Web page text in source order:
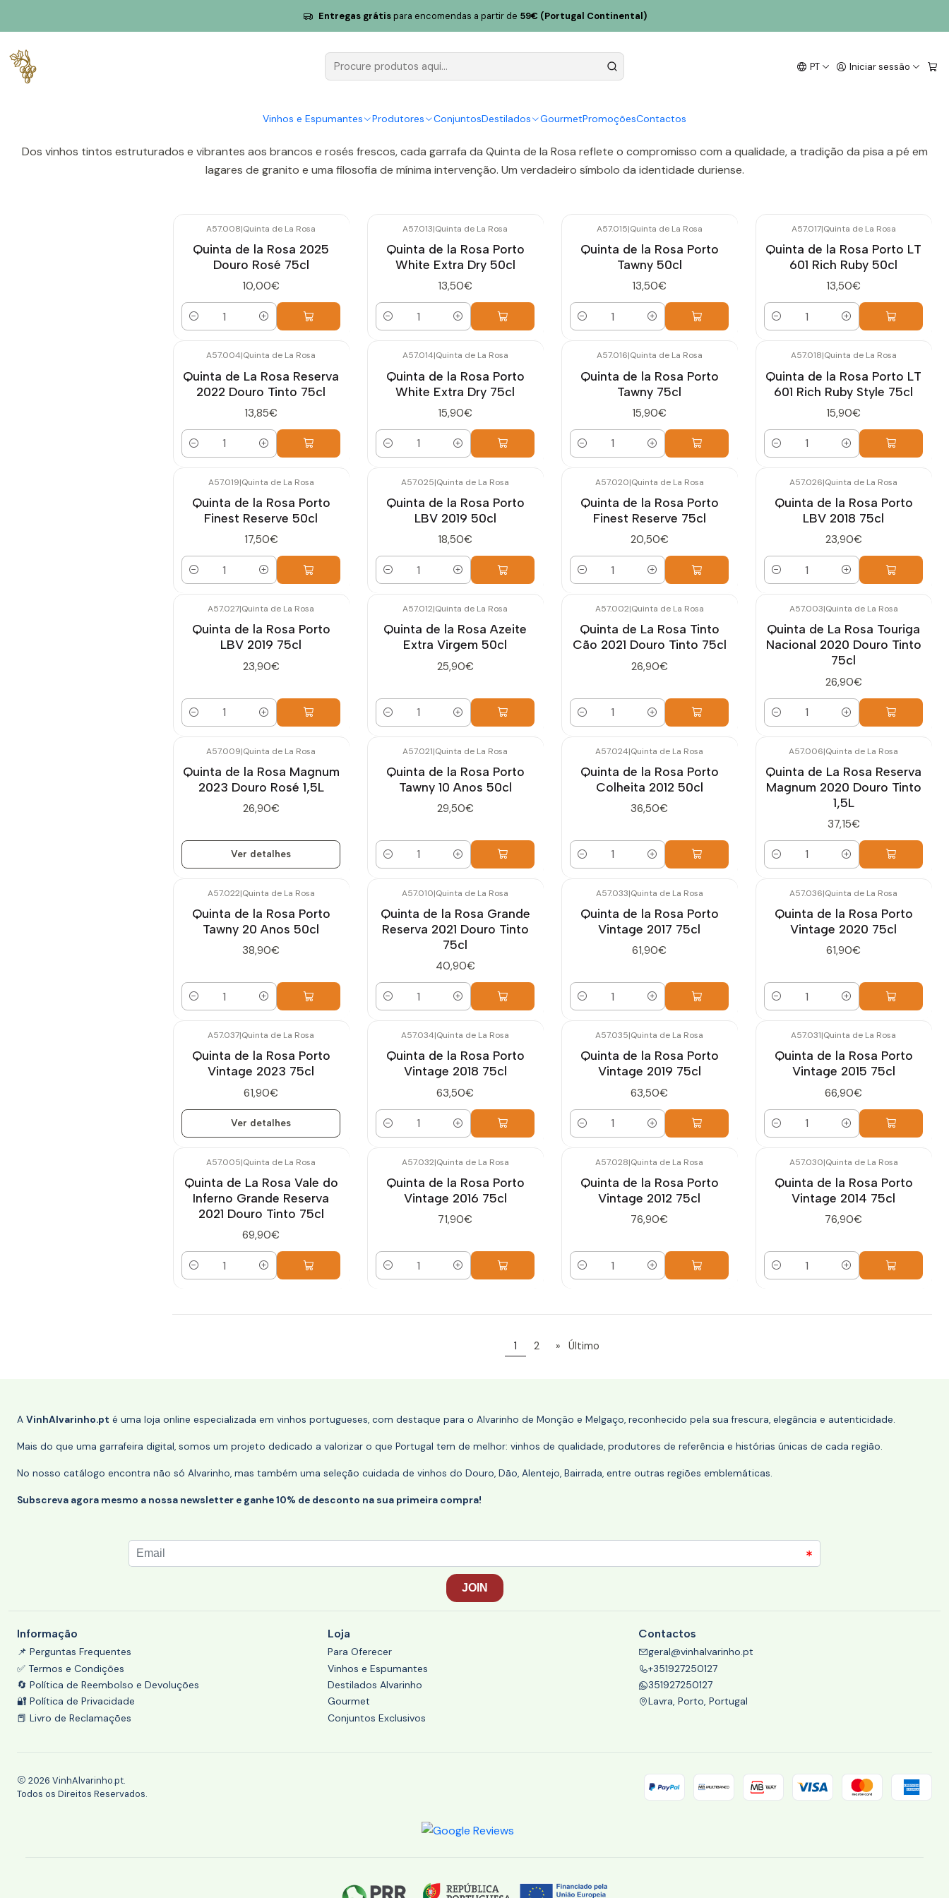
PT Iniciar sessão
Vinhos e Espumantes Produtores ConjuntosDestilados GourmetPromoçõesContactos
Entregas grátispara encomendas a partir de 59€ (Portugal Continental)
Quinta de La Rosa
quinta é reconhecida pela produção de vinhos autênticos, elegantes e com grande frescura, respeitando o terroir único da região.
Dos vinhos tintos estruturados e vibrantes aos brancos e rosés frescos, cada garrafa da Quinta de la Rosa reflete o compromisso com a qualidade, a tradição da pisa a pé em
lagares de granito e uma filosofia de mínima intervenção. Um verdadeiro símbolo da identidade duriense.
A57.008|Quinta de La Rosa
Quinta de la Rosa 2025
Douro Rosé 75cl
10,00€
Quantidade
A57.013|Quinta de La Rosa
Quinta de la Rosa Porto
White Extra Dry 50cl
13,50€
Quantidade
A57.015|Quinta de La Rosa
Quinta de la Rosa Porto
Tawny 50cl
13,50€
Quantidade
A57.017|Quinta de La Rosa
Quinta de la Rosa Porto LT
601 Rich Ruby 50cl
13,50€
Quantidade
A57.004|Quinta de La Rosa
Quinta de La Rosa Reserva
2022 Douro Tinto 75cl
13,85€
Quantidade
A57.014|Quinta de La Rosa
Quinta de la Rosa Porto
White Extra Dry 75cl
15,90€
Quantidade
A57.016|Quinta de La Rosa
Quinta de la Rosa Porto
Tawny 75cl
15,90€
Quantidade
A57.018|Quinta de La Rosa
Quinta de la Rosa Porto LT
601 Rich Ruby Style 75cl
15,90€
Quantidade
A57.019|Quinta de La Rosa
Quinta de la Rosa Porto
Finest Reserve 50cl
17,50€
Quantidade
A57.025|Quinta de La Rosa
Quinta de la Rosa Porto
LBV 2019 50cl
18,50€
Quantidade
A57.020|Quinta de La Rosa
Quinta de la Rosa Porto
Finest Reserve 75cl
20,50€
Quantidade
A57.026|Quinta de La Rosa
Quinta de la Rosa Porto
LBV 2018 75cl
23,90€
Quantidade
A57.027|Quinta de La Rosa
Quinta de la Rosa Porto
LBV 2019 75cl
23,90€
Quantidade
A57.012|Quinta de La Rosa
Quinta de la Rosa Azeite
Extra Virgem 50cl
25,90€
Quantidade
A57.002|Quinta de La Rosa
Quinta de La Rosa Tinto
Cão 2021 Douro Tinto 75cl
26,90€
Quantidade
A57.003|Quinta de La Rosa
Quinta de La Rosa Touriga
Nacional 2020 Douro Tinto
75cl
26,90€
Quantidade
A57.009|Quinta de La Rosa
Quinta de la Rosa Magnum
2023 Douro Rosé 1,5L
26,90€
Ver detalhes
A57.021|Quinta de La Rosa
Quinta de la Rosa Porto
Tawny 10 Anos 50cl
29,50€
Quantidade
A57.024|Quinta de La Rosa
Quinta de la Rosa Porto
Colheita 2012 50cl
36,50€
Quantidade
A57.006|Quinta de La Rosa
Quinta de La Rosa Reserva
Magnum 2020 Douro Tinto
1,5L
37,15€
Quantidade
A57.022|Quinta de La Rosa
Quinta de la Rosa Porto
Tawny 20 Anos 50cl
38,90€
Quantidade
A57.010|Quinta de La Rosa
Quinta de la Rosa Grande
Reserva 2021 Douro Tinto
75cl
40,90€
Quantidade
A57.033|Quinta de La Rosa
Quinta de la Rosa Porto
Vintage 2017 75cl
61,90€
Quantidade
A57.036|Quinta de La Rosa
Quinta de la Rosa Porto
Vintage 2020 75cl
61,90€
Quantidade
A57.037|Quinta de La Rosa
Quinta de la Rosa Porto
Vintage 2023 75cl
61,90€
Ver detalhes
A57.034|Quinta de La Rosa
Quinta de la Rosa Porto
Vintage 2018 75cl
63,50€
Quantidade
A57.035|Quinta de La Rosa
Quinta de la Rosa Porto
Vintage 2019 75cl
63,50€
Quantidade
A57.031|Quinta de La Rosa
Quinta de la Rosa Porto
Vintage 2015 75cl
66,90€
Quantidade
A57.005|Quinta de La Rosa
Quinta de La Rosa Vale do
Inferno Grande Reserva
2021 Douro Tinto 75cl
69,90€
Quantidade
A57.032|Quinta de La Rosa
Quinta de la Rosa Porto
Vintage 2016 75cl
71,90€
Quantidade
A57.028|Quinta de La Rosa
Quinta de la Rosa Porto
Vintage 2012 75cl
76,90€
Quantidade
A57.030|Quinta de La Rosa
Quinta de la Rosa Porto
Vintage 2014 75cl
76,90€
Quantidade
1 2 » Último
A VinhAlvarinho.pt é uma loja online especializada em vinhos portugueses, com destaque para o Alvarinho de Monção e Melgaço, reconhecido pela sua frescura, elegância e autenticidade.
Mais do que uma garrafeira digital, somos um projeto dedicado a valorizar o que Portugal tem de melhor: vinhos de qualidade, produtores de referência e histórias únicas de cada região.
No nosso catálogo encontra não só Alvarinho, mas também uma seleção cuidada de vinhos do Douro, Dão, Alentejo, Bairrada, entre outras regiões emblemáticas.
Subscreva agora mesmo a nossa newsletter e ganhe 10% de desconto na sua primeira compra!
Informação
📌 Perguntas Frequentes
✅ Termos e Condições
🔄 Política de Reembolso e Devoluções
🔐 Política de Privacidade
📕 Livro de Reclamações
Loja
Para Oferecer
Vinhos e Espumantes
Destilados Alvarinho
Gourmet
Conjuntos Exclusivos
Contactos
geral@vinhalvarinho.pt
+351927250127
351927250127
Lavra, Porto, Portugal
2026 VinhAlvarinho.pt.
Todos os Direitos Reservados.